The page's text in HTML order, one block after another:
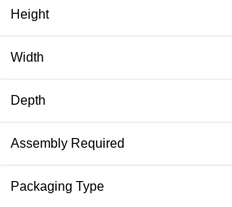
Height
Width
Depth
Assembly Required
Packaging Type